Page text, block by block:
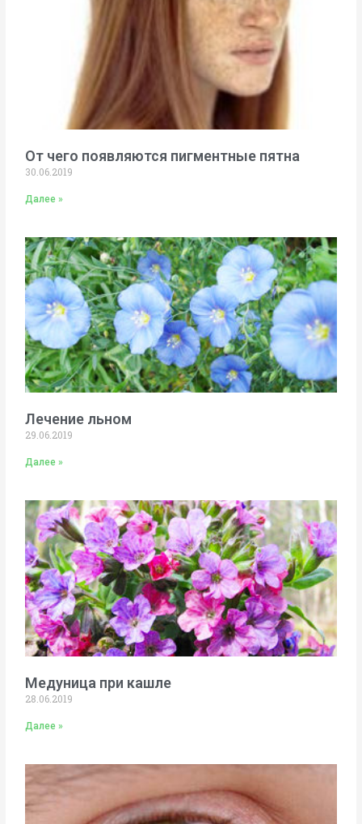
От чего появляются пигментные пятна
30.06.2019
Далее »
Лечение льном
29.06.2019
Далее »
Медуница при кашле
28.06.2019
Далее »